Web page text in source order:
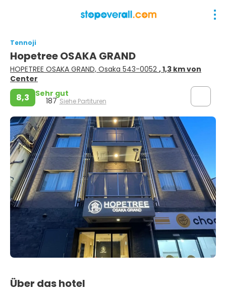
Tennoji
Hopetree OSAKA GRAND
HOPETREE OSAKA GRAND, Osaka 543-0052 , 1,3 km von
Center
8,3 Sehr gut
187 Siehe Partituren
Über das hotel